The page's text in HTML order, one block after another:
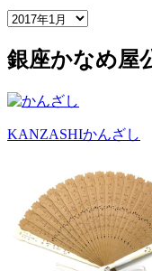
銀座かなめ屋
KANZASHIかんざし